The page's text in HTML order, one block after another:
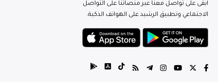
ابقى على تواصل معنا عبر منصاتنا على التواصل
الاجتماعي وتطبيق الرشيد على الهواتف الذكية.